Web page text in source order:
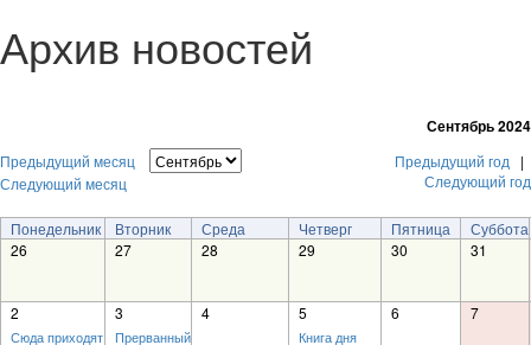
Архив новостей
Сентябрь 2024
Предыдущий месяц
Следующий месяц
Предыдущий год |
Следующий год
Понедельник Вторник Среда Четверг Пятница
Суббота
26
27 28 29 30 31
2
Сюда приходят
3
Прерванный
4 5
Книга дня
6 7